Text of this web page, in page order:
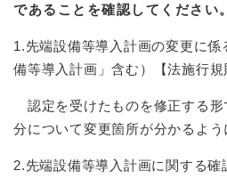
であることを確認してください。
1.先端設備等導入計画の変更に
備等導入計画」含む）【法施行規
認定を受けたものを修正する形
分について変更箇所が分かるよ
2.先端設備等導入計画に関する